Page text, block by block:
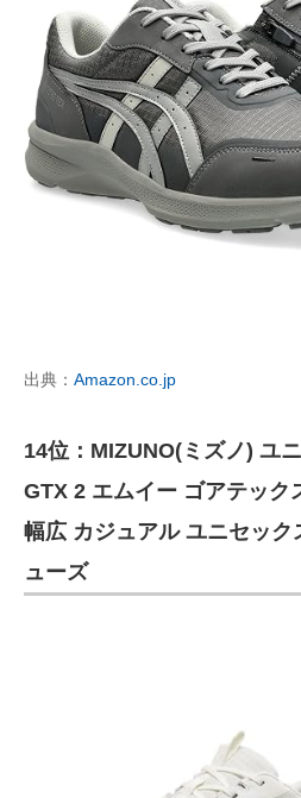
出典： Amazon.co.jp
14位：MIZUNO(ミズノ) ユ
GTX 2 エムイー ゴアテック
幅広 カジュアル ユニセッ
ューズ